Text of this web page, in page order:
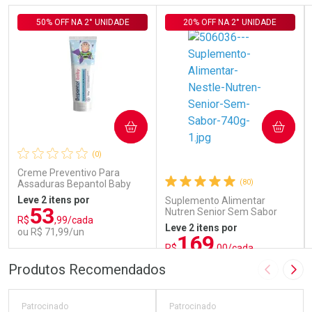
(0)
Creme Preventivo Para
Assaduras Bepantol Baby
Toy Story Personagens
Sortidos 120g
50% OFF NA 2° UNIDADE
Leve 2 itens por
R$53,99/cada
ou R$ 71,99/un
COMPRAR
FECHAR
FECHAR
Por Menos
(80)
Suplemento Alimentar
Nutren Senior Sem Sabor
740g
20% OFF NA 2° UNIDADE
Leve 2 itens por
R$169,00/cada
COMPRAR
Por Menos
Produtos Recomendados Imagem
Patrocinado Patrocinado